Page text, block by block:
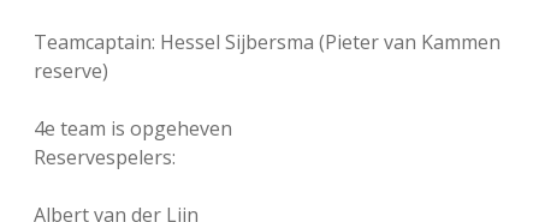
Teamcaptain: Hessel Sijbersma (Pieter van Kammen
reserve)
4e team is opgeheven
Reservespelers:
Albert van der Lijn